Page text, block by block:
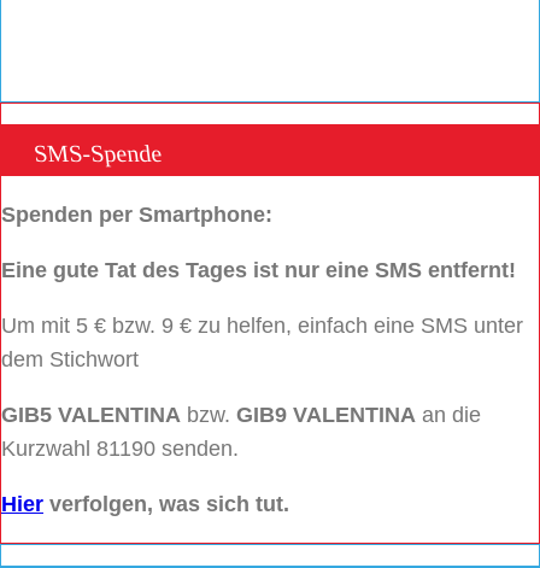
SMS-Spende
Spenden per Smartphone:
Eine gute Tat des Tages ist nur eine SMS entfernt!
Um mit 5 € bzw. 9 € zu helfen, einfach eine SMS unter
dem Stichwort
GIB5 VALENTINA bzw. GIB9 VALENTINA an die
Kurzwahl 81190 senden.
Hier verfolgen, was sich tut.